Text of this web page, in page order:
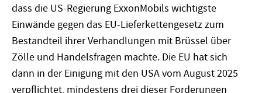
dass die US-Regierung ExxonMobils wichtigste
Einwände gegen das EU-Lieferkettengesetz zum
Bestandteil ihrer Verhandlungen mit Brüssel über
Zölle und Handelsfragen machte. Die EU hat sich
dann in der Einigung mit den USA vom August 2025
verpflichtet, mindestens drei dieser Forderungen